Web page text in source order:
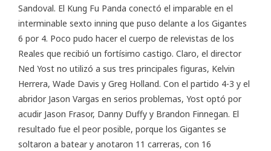
Sandoval. El Kung Fu Panda conectó el imparable en el
interminable sexto inning que puso delante a los Gigantes
6 por 4. Poco pudo hacer el cuerpo de relevistas de los
Reales que recibió un fortísimo castigo. Claro, el director
Ned Yost no utilizó a sus tres principales figuras, Kelvin
Herrera, Wade Davis y Greg Holland. Con el partido 4-3 y el
abridor Jason Vargas en serios problemas, Yost optó por
acudir Jason Frasor, Danny Duffy y Brandon Finnegan. El
resultado fue el peor posible, porque los Gigantes se
soltaron a batear y anotaron 11 carreras, con 16